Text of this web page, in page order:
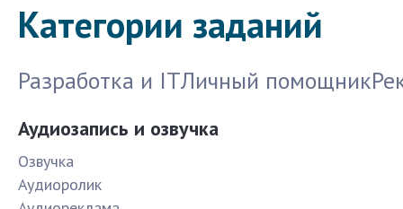
Категории заданий
Разработка и ITЛичный помощник
Аудиозапись и озвучка
Озвучка
Аудиоролик